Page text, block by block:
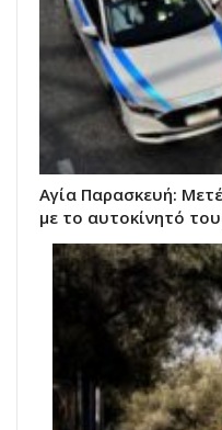
Αγία Παρασκευή:
με το αυτοκίνητό